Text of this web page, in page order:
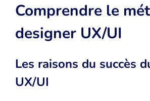
Comprendre le
designer UX/UI
Les raisons du succès
UX/UI